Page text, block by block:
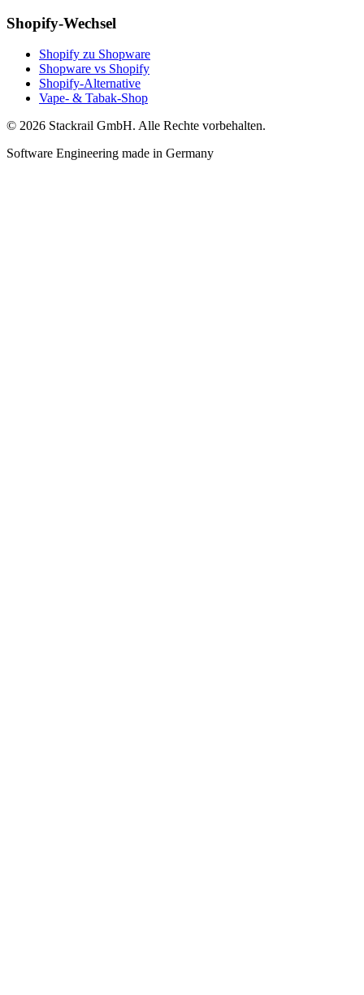
Shopify-Wechsel
Shopify zu Shopware
Shopware vs Shopify
Shopify-Alternative
Vape- & Tabak-Shop
© 2026 Stackrail GmbH. Alle Rechte vorbehalten.
Software Engineering made in Germany